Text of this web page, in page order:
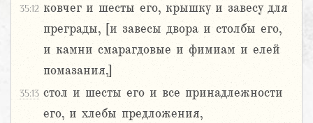
35:12 ковчег и шесты его, крышку и завесу для
преграды, [и завесы двора и столбы его,
и камни смарагдовые и фимиам и елей
помазания,]
35:13 стол и шесты его и все принадлежности
его, и хлебы предложения,